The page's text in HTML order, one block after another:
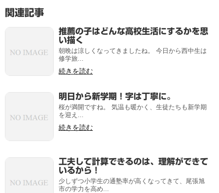
関連記事
推薦の子はどんな高校生活にするかを思
い描く
朝晩は涼しくなってきましたね。 今日から西中生は
修学旅...
続きを読む
明日から新学期！字は丁寧に。
桜が満開ですね。 気温も暖かく、生徒たちも新学期
を迎え...
続きを読む
工夫して計算できるのは、理解ができて
いるから！
少しずつ小学生の通塾率が高くなってきて、尾張旭
市の学力を高め...